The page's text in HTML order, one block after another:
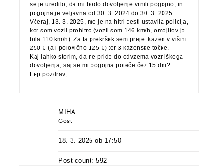
se je uredilo, da mi bodo dovoljenje vrnili pogojno, in
pogojna je veljavna od 30. 3. 2024 do 30. 3. 2025.
Včeraj, 13. 3. 2025, me je na hitri cesti ustavila policija,
ker sem vozil prehitro (vozil sem 146 km/h, omejitev je
bila 110 km/h). Za ta prekršek sem prejel kazen v višini
250 € (ali polovično 125 €) ter 3 kazenske točke.
Kaj lahko storim, da ne pride do odvzema vozniškega
dovoljenja, saj se mi pogojna poteče čez 15 dni?
Lep pozdrav,
MIHA
Gost
18. 3. 2025 ob 17:50
Post count: 592